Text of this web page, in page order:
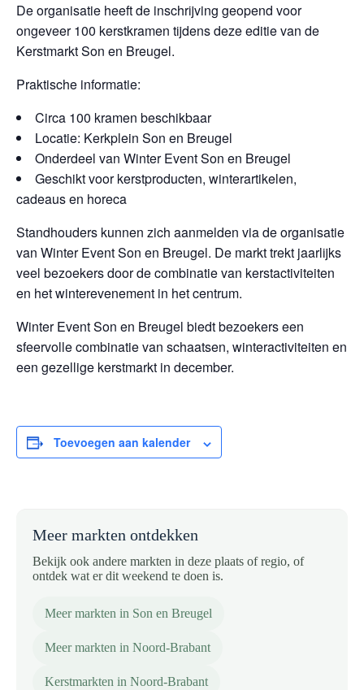
De organisatie heeft de inschrijving geopend voor
ongeveer 100 kerstkramen tijdens deze editie van de
Kerstmarkt Son en Breugel.
Praktische informatie:
Circa 100 kramen beschikbaar
Locatie: Kerkplein Son en Breugel
Onderdeel van Winter Event Son en Breugel
Geschikt voor kerstproducten, winterartikelen,
cadeaus en horeca
Standhouders kunnen zich aanmelden via de organisatie
van Winter Event Son en Breugel. De markt trekt jaarlijks
veel bezoekers door de combinatie van kerstactiviteiten
en het winterevenement in het centrum.
Winter Event Son en Breugel biedt bezoekers een
sfeervolle combinatie van schaatsen, winteractiviteiten en
een gezellige kerstmarkt in december.
Toevoegen aan kalender
Meer markten ontdekken
Bekijk ook andere markten in deze plaats of regio, of
ontdek wat er dit weekend te doen is.
Meer markten in Son en Breugel
Meer markten in Noord-Brabant
Kerstmarkten in Noord-Brabant